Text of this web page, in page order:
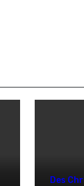
dies. Sie
Sein Segen
Des